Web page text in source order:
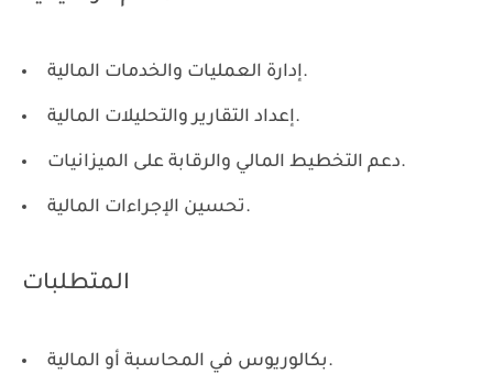
إدارة العمليات والخدمات المالية.
إعداد التقارير والتحليلات المالية.
دعم التخطيط المالي والرقابة على الميزانيات.
تحسين الإجراءات المالية.
المتطلبات
بكالوريوس في المحاسبة أو المالية.